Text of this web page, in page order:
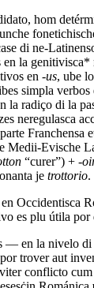
hom
di ne-
la genitivisca*
en -us, ube
simpla
la radiço di la
neregulasca
Franchensa
Medii-Evische
“curer”) + -
je trottorio.
Occidentisca
es plu útila por
— en la nivelo di
trover aut
conflicto cum